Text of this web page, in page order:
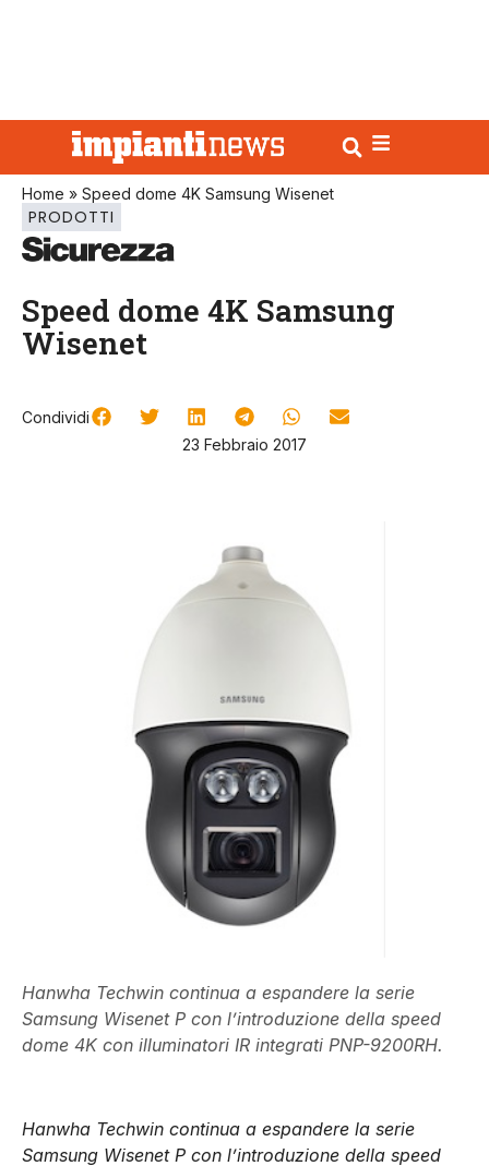
Home » Speed dome 4K Samsung Wisenet
PRODOTTI
Speed dome 4K Samsung
Wisenet
Condividi
23 Febbraio 2017
Hanwha Techwin continua a espandere la serie
Samsung Wisenet P con l’introduzione della speed
dome 4K con illuminatori IR integrati PNP-9200RH.
Hanwha Techwin continua a espandere la serie
Samsung Wisenet P con l’introduzione della speed